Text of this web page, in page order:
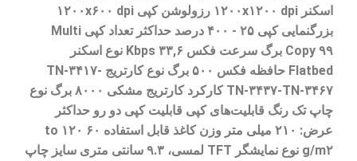
اسکنر ۱۲۰۰x۱۲۰۰ dpi رزولوشن کپی ۱۲۰۰x۶۰۰ dpi
بزرگنمایی کپی ۲۵ - ۴۰۰ درصد حداکثر تعداد کپی Multi
Copy ۹۹ برگ سرعت فکس ۳۳,۶ Kbps نوع‌ اسکنر
Flatbed حافظه فکس ۵۰۰ برگ نوع کارتریج TN-۳۴۱۷-
TN-۳۴۳۷-TN-۳۴۶۷ کارکرد کارتریج مشکی ۸۰۰۰ برگ نوع
چاپ تک رنگ قابلیت‌های کپی قابلیت کپی دو رو حداکثر
عرض: ۲۱۰ میلی متر وزن کاغذ قابل استفاده ۶۰ to ۱۲۰
g/m۲ نوع نمایشگر TFT لمسی، ۹.۳ سانتی متری سایز چاپ